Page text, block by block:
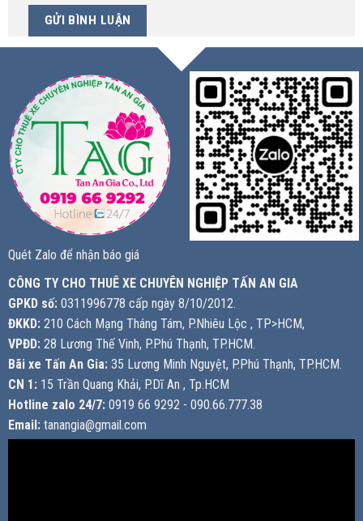
Quét Zalo để nhận báo giá
CÔNG TY CHO THUÊ XE CHUYÊN NGHIỆP TẤN AN GIA
GPKD số: 0311996778 cấp ngày 8/10/2012.
ĐKKD: 210 Cách Mạng Tháng Tám, P.Nhiêu Lộc , TP>HCM,
VPĐD: 28 Lương Thế Vinh, P.Phú Thạnh, TP.HCM.
Bãi xe Tấn An Gia: 35 Lương Minh Nguyệt, P.Phú Thạnh, TP.HCM.
CN 1: 15 Trần Quang Khải, P.Dĩ An , Tp.HCM
Hotline zalo 24/7: 0919 66 9292 - 090.66.777.38
Email: tanangia@gmail.com